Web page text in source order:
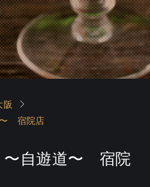
阪
〜 宿院店
〜自遊道〜 宿院